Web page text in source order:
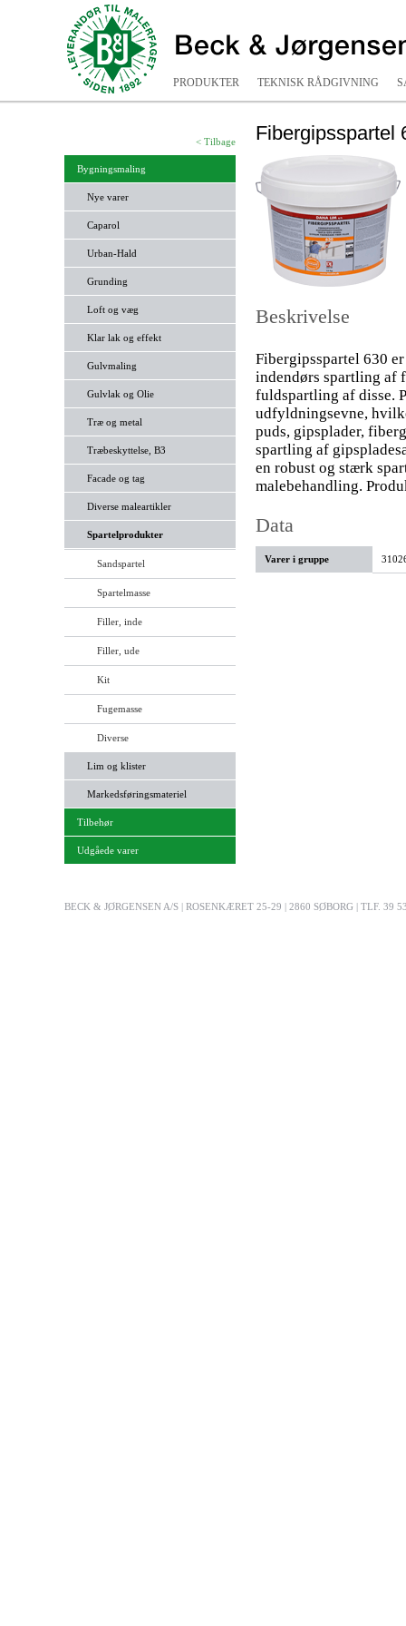
PRODUKTER TEKNISK RÅDGIVNING
Fibergipsspartel
< Tilbage
Bygningsmaling
Nye varer
Caparol
Urban-Hald
Grunding
Loft og væg
Klar lak og effekt
Gulvmaling
Gulvlak og Olie
Træ og metal
Træbeskyttelse, B3
Facade og tag
Diverse maleartikler
Spartelprodukter
Sandspartel
Spartelmasse
Filler, inde
Filler, ude
Kit
Fugemasse
Diverse
Lim og klister
Markedsføringsmateriel
Tilbehør
Udgåede varer
Beskrivelse
Fibergipsspartel 630
indendørs spartling af
fuldspartling af disse.
udfyldningsevne,
puds, gipsplader,
spartling af
en robust og stærk
malebehandling.
Data
Varer i gruppe
BECK & JØRGENSEN A/S | ROSENKÆRET 25-29 | 2860 SØBORG | TLF. 39